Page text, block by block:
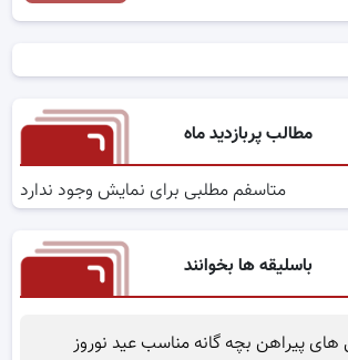
مطالب پربازدید ماه
متاسفم مطلبی برای نمایش وجود ندارد
باسلیقه ها بخوانند
پیراهن بچه گانه مناسب عید نوروز